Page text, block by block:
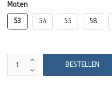
Maten
53
54 55 58